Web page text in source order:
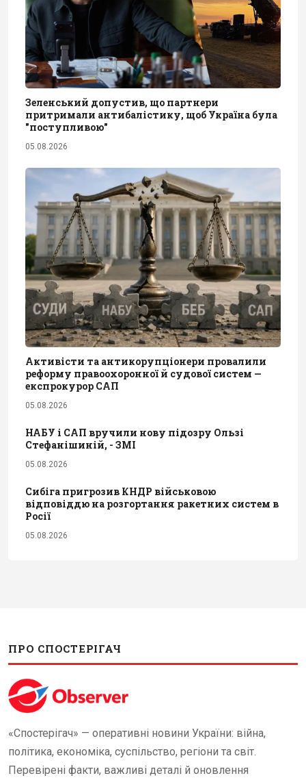
Зеленський допустив, що партнери
притримали антибалістику, щоб Україна була
"поступливою"
05.08.2026
Активісти та антикорупціонери провалили
реформу правоохоронної й судової систем —
експрокурор САП
05.08.2026
НАБУ і САП вручили нову підозру Ользі
Стефанішиній, - ЗМІ
05.08.2026
Сибіга пригрозив КНДР військовою
відповіддю на розгортання ракетних систем в
Росії
05.08.2026
ПРО СПОСТЕРІГАЧ
«Спостерігач» — оперативні новини України: війна,
політика, економіка, суспільство, регіони та світ.
Перевірені факти, важливі деталі й оновлення